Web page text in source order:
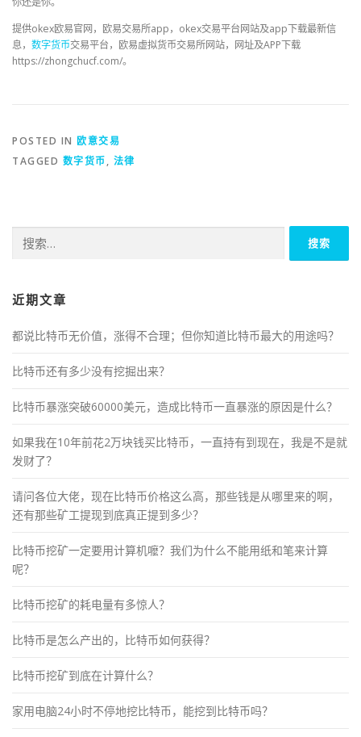
提供okex欧易官网，欧易交易所app，okex交易平台网站及app下载最新信
息， 数字货币交易平台，欧易虚拟货币交易所网站，网址及APP下载
https://zhongchucf.com/。
POSTED IN 欧意交易
TAGGED 数字货币, 法律
索：
近期文章
都说比特币无价值，涨得不合理；但你知道比特币最大的用途吗？
比特币还有多少没有挖掘出来？
比特币暴涨突破60000美元，造成比特币一直暴涨的原因是什么？
如果我在10年前花2万块钱买比特币，一直持有到现在，我是不是就
发财了？
请问各位大佬，现在比特币价格这么高，那些钱是从哪里来的啊，
还有那些矿工提现到底真正提到多少？
比特币挖矿一定要用计算机嚒？我们为什么不能用纸和笔来计算
呢？
比特币挖矿的耗电量有多惊人？
比特币是怎么产出的，比特币如何获得？
比特币挖矿到底在计算什么？
家用电脑24小时不停地挖比特币，能挖到比特币吗？